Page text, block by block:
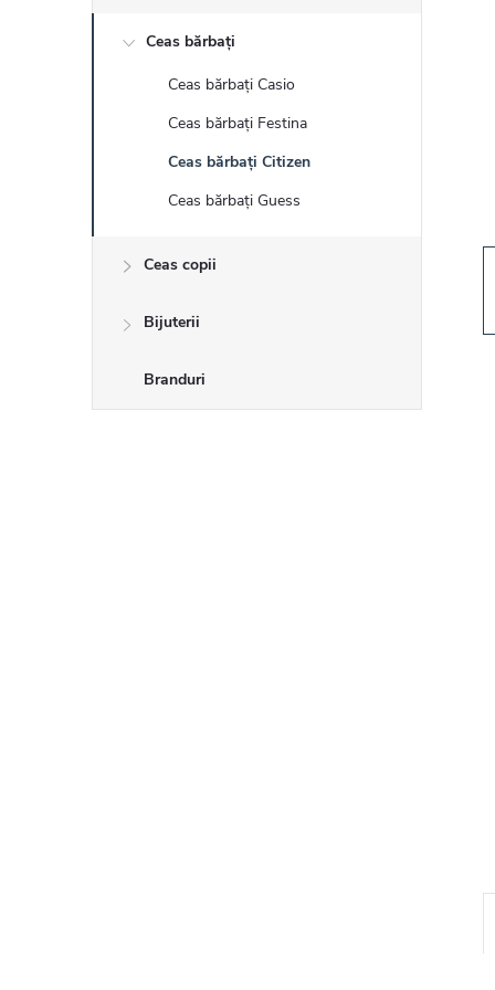
t
a
Ceas bărbați
Ceas bărbați Casio
Ceas bărbați Festina
Ceas bărbați Citizen
Ceas bărbați Guess
Ceas copii
Bijuterii
Branduri